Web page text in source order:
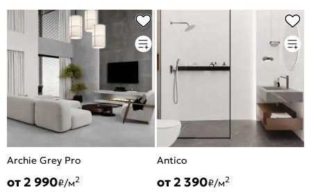
Archie Grey Pro
от 2 990₽/м2
Antico
от 2 390₽/м2